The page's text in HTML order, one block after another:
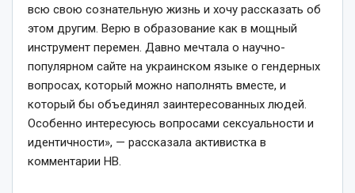
всю свою сознательную жизнь и хочу рассказать об
этом другим. Верю в образование как в мощный
инструмент перемен. Давно мечтала о научно-
популярном сайте на украинском языке о гендерных
вопросах, который можно наполнять вместе, и
который бы объединял заинтересованных людей.
Особенно интересуюсь вопросами сексуальности и
идентичности», — рассказала активистка в
комментарии НВ.